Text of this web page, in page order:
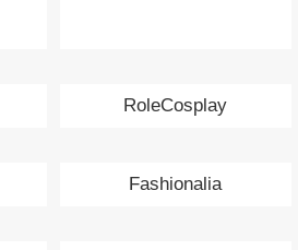
RoleCosplay
Fashionalia